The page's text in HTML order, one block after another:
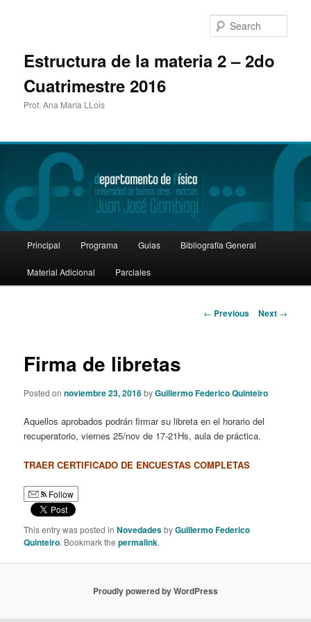
Estructura de la materia 2 – 2do
Cuatrimestre 2016
Prof. Ana María LLois
Skip
to
Principal Programa Guias Bibliografía General
Material Adicional Parciales
Post
← Previous Next →
Firma de libretas
Posted onnoviembre 23, 2016byGuillermo Federico Quinteiro
Aquellos aprobados podrán firmar su libreta en el horario del
recuperatorio, viernes 25/nov de 17-21Hs, aula de práctica.
TRAER CERTIFICADO DE ENCUESTAS COMPLETAS
Follow
This entry was posted inNovedadesbyGuillermo Federico
Quinteiro. Bookmark thepermalink.
Proudly powered by WordPress